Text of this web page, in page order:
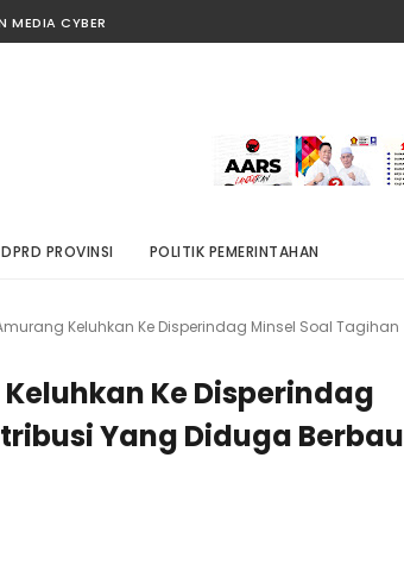
MEDIA CYBER
DPRD PROVINSI POLITIK PEMERINTAHAN
Keluhkan Ke Disperindag Minsel Soal Tagihan
Ke Disperindag
Yang Diduga Berbau